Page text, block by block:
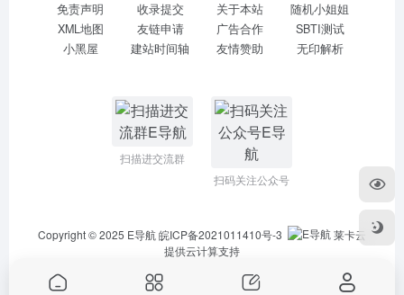
免责声明
XML地图
小黑屋
收录提交
友链申请
建站时间轴
关于本站
广告合作
友情赞助
随机小姐姐
SBTI测试
无印解析
扫描进交流群
扫码关注公众号
Copyright © 2025 E导航皖ICP备2021011410号-3
莱卡云
提供云计算支持